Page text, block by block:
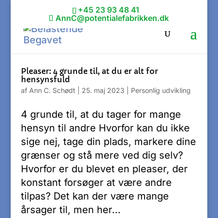
+45 23 93 48 41
AnnC@potentialefabrikken.dk
Pleaser: 4 grunde til, at du er alt for
hensynsfuld
af Ann C. Schødt 25. maj 2023 Personlig udvikling
4 grunde til, at du tager for mange
hensyn til andre Hvorfor kan du ikke
sige nej, tage din plads, markere dine
grænser og stå mere ved dig selv?
Hvorfor er du blevet en pleaser, der
konstant forsøger at være andre
tilpas? Det kan der være mange
årsager til, men her...